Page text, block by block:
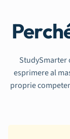
esprimere al
proprie